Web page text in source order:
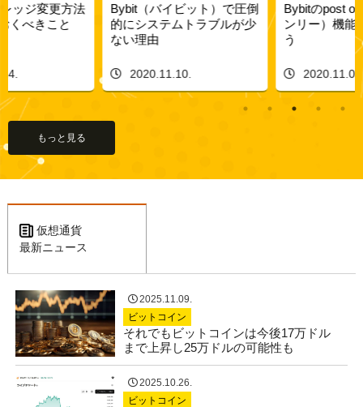
Bybit（バイビット）で圧倒
的にシステムトラブルが少
Bybitのpost only（ポストオ
ンリー）機能を使いこなそ
もっと見る
仮想通貨
最新ニュース
2025.11.09.
ビットコイン
それでもビットコインは今後17万ドル
まで上昇し25万ドルの可能性も
2025.10.26.
ビットコイン